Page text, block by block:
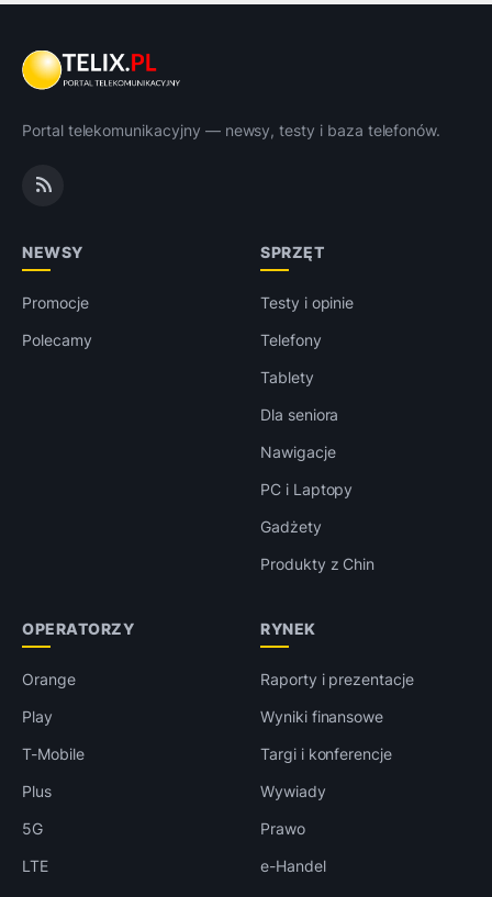
Portal telekomunikacyjny — newsy, testy i baza telefonów.
NEWSY
Promocje
Polecamy
SPRZĘT
Testy i opinie
Telefony
Tablety
Dla seniora
Nawigacje
PC i Laptopy
Gadżety
Produkty z Chin
OPERATORZY
Orange
Play
T-Mobile
Plus
5G
LTE
RYNEK
Raporty i prezentacje
Wyniki finansowe
Targi i konferencje
Wywiady
Prawo
e-Handel